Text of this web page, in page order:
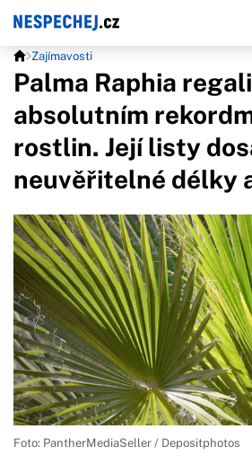
Zajímavosti
Palma Raphia
absolutním
rostlin. Její listy
neuvěřitelné délky
Foto: PantherMediaSeller / Depositphotos